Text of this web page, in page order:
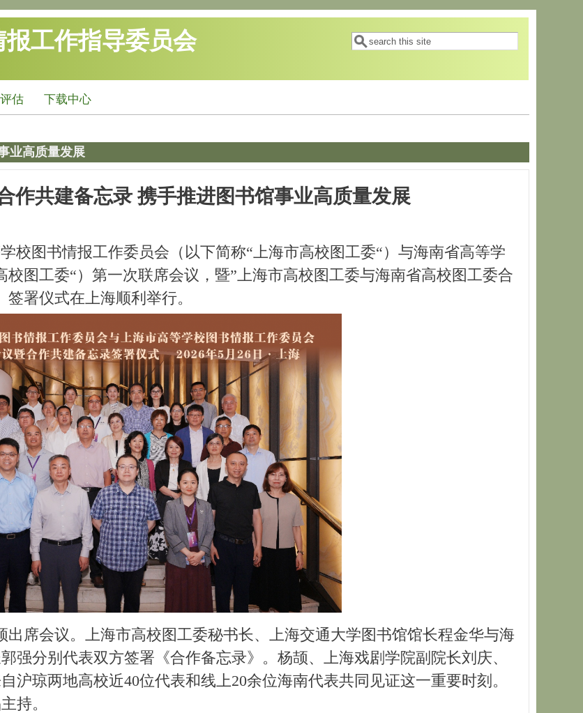
工作指导委员会 搜索表单
搜索
估 下载中心
业高质量发展
作共建备忘录 携手推进图书馆事业高质量发展
图书情报工作委员会（以下简称“上海市高校图工委“）与海南省高等学
图工委“）第一次联席会议，暨”上海市高校图工委与海南省高校图工委合
署仪式在上海顺利举行。
会议。上海市高校图工委秘书长、上海交通大学图书馆馆长程金华与海
强分别代表双方签署《合作备忘录》。杨颉、上海戏剧学院副院长刘庆、
沪琼两地高校近40位代表和线上20余位海南代表共同见证这一重要时刻。
持。